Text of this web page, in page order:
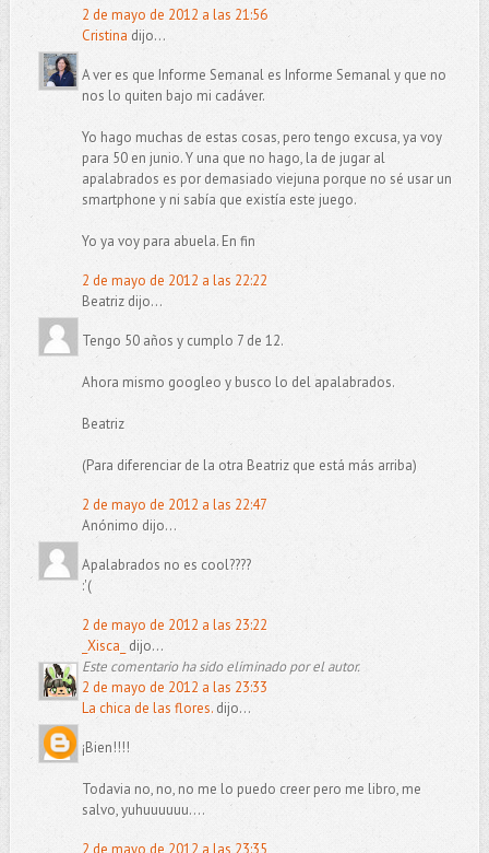
2 de mayo de 2012 a las 21:56
Cristina dijo...
A ver es que Informe Semanal es Informe Semanal y que no
nos lo quiten bajo mi cadáver.
Yo hago muchas de estas cosas, pero tengo excusa, ya voy
para 50 en junio. Y una que no hago, la de jugar al
apalabrados es por demasiado viejuna porque no sé usar un
smartphone y ni sabía que existía este juego.
Yo ya voy para abuela. En fin
2 de mayo de 2012 a las 22:22
Beatriz dijo...
Tengo 50 años y cumplo 7 de 12.
Ahora mismo googleo y busco lo del apalabrados.
Beatriz
(Para diferenciar de la otra Beatriz que está más arriba)
2 de mayo de 2012 a las 22:47
Anónimo dijo...
Apalabrados no es cool????
:'(
2 de mayo de 2012 a las 23:22
_Xisca_ dijo...
Este comentario ha sido eliminado por el autor.
2 de mayo de 2012 a las 23:33
La chica de las flores.dijo...
¡Bien!!!!
Todavia no, no, no me lo puedo creer pero me libro, me
salvo, yuhuuuuuu....
2 de mayo de 2012 a las 23:35